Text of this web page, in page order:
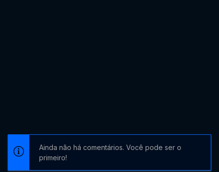
Ainda não há comentários. Você pode ser o
primeiro!